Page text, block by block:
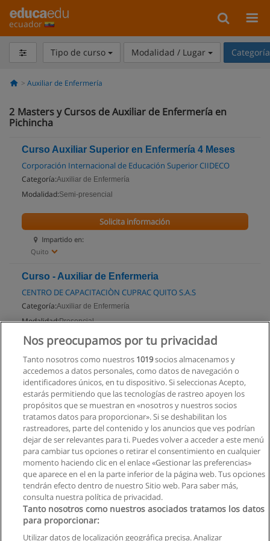
ecuador
Tipo de curso Modalidad / Lugar
Auxiliar de Enfermería
2 Masters y Cursos de Auxiliar de Enfermería en
Pichincha
Curso Auxiliar Superior en Enfermería 4 Meses
Corporación Internacional de Educación Superior CIIDECO
Categoría:Auxiliar de Enfermería
Modalidad:Semi-presencial
Impartido en:
Quito
Solicita información
Curso - Auxiliar de Enfermeria
CENTRO DE CAPACITACIÒN CUPRAC QUITO S.A.S
Categoría:Auxiliar de Enfermería
Modalidad:Presencial
Solicita información
Nos preocupamos por tu privacidad
Tanto nosotros como nuestros 1019socios almacenamos y
accedemos a datos personales, como datos de navegación o
identificadores únicos, en tu dispositivo. Si seleccionas Acepto,
estarás permitiendo que las tecnologías de rastreo apoyen los
propósitos que se muestran en «nosotros y nuestros socios
tratamos datos para proporcionar». Si se deshabilitan los
rastreadores, parte del contenido y los anuncios que ves podrían
dejar de ser relevantes para ti. Puedes volver a acceder a este menú
para cambiar tus opciones o retirar el consentimiento en cualquier
momento haciendo clic en el enlace «Gestionar las preferencias»
que aparece en el en la parte inferior de la página web. Tus opciones
tendrán efecto dentro de nuestro Sitio web. Para saber más,
consulta nuestra política de privacidad.
Tanto nosotros como nuestros asociados tratamos los datos
para proporcionar:
Utilizar datos de localización geográfica precisa. Analizar